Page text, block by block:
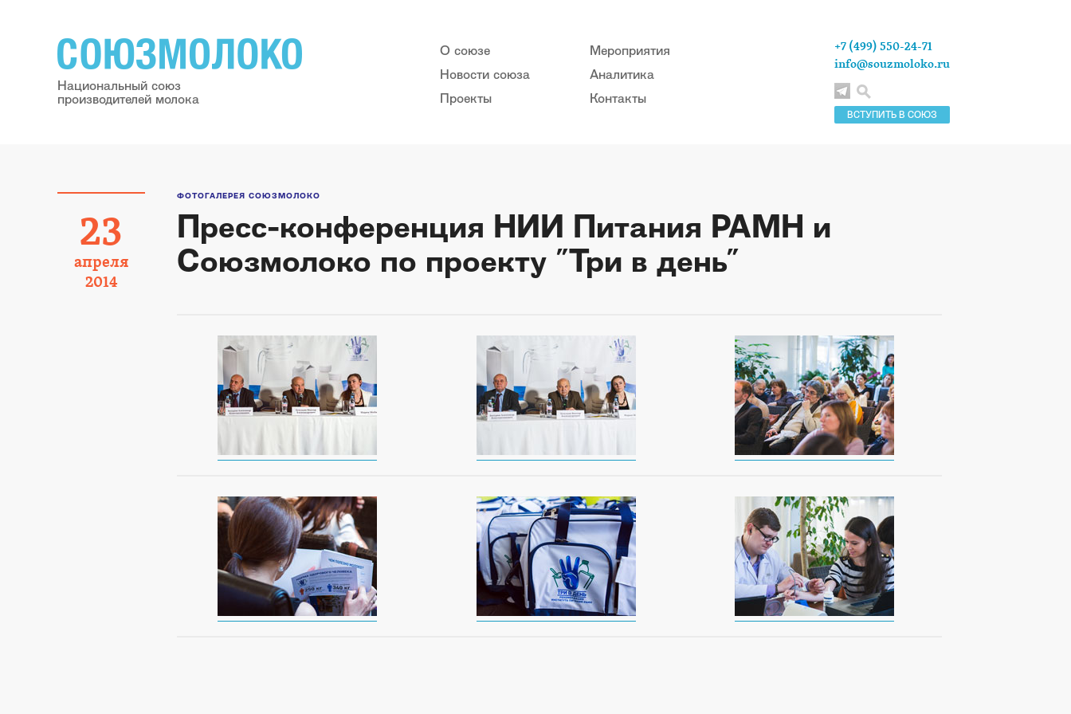
Национальный союз
производителей молока
О союзе
Новости союза
Проекты
Мероприятия
Аналитика
Контакты
ВСТУПИТЬ В СОЮЗ
+7 (499) 550-24-71
info@souzmoloko.ru
23
апреля
2014
ФОТОГАЛЕРЕЯ СОЮЗМОЛОКО
Пресс-конференция НИИ Питания РАМН и
Союзмолоко по проекту "Три в день"